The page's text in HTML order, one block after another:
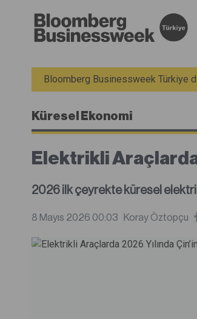
Bloomberg Businessweek Türkiye
Küresel Ekonomi
Elektrikli Araçlarda
2026 ilk çeyrekte küresel
8 Mayıs 2026 00:03 Koray Öztopçu